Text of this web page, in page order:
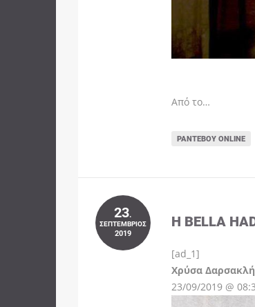
Από το…
ΡΑΝΤΕΒΟΎ ONLINE
23.
ΣΕΠΤΈΜΒΡΙΟΣ
2019
Η BELLA
[ad_1]
Χρύσα Δαρσακλή
23/09/2019 @